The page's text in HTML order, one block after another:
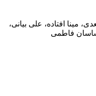
مینا افتاده، علی بیانی،
فاطمی